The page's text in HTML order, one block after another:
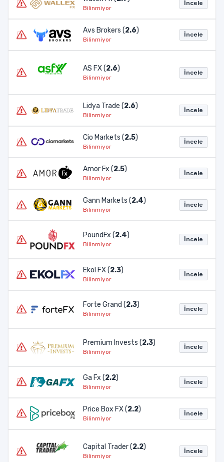
Bilinmiyor
İncele
Avs Brokers (2.6)
Bilinmiyor
İncele
AS FX (2.6)
Bilinmiyor
İncele
Lidya Trade (2.6)
Bilinmiyor
İncele
Cio Markets (2.5)
Bilinmiyor
İncele
Amor Fx (2.5)
Bilinmiyor
İncele
Gann Markets (2.4)
Bilinmiyor
İncele
PoundFx (2.4)
Bilinmiyor
İncele
Ekol FX (2.3)
Bilinmiyor
İncele
Forte Grand (2.3)
Bilinmiyor
İncele
Premium Invests (2.3)
Bilinmiyor
İncele
Ga Fx (2.2)
Bilinmiyor
İncele
Price Box FX (2.2)
Bilinmiyor
İncele
Capital Trader (2.2)
Bilinmiyor
İncele